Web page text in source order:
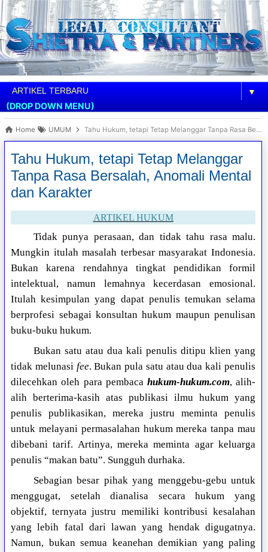
▼
(DROP DOWN MENU)
Home UMUM Tahu Hukum, tetapi Tetap Melanggar Tanpa Rasa Bersalah, Anomali Mental dan Karakter
Tahu Hukum, tetapi Tetap Melanggar
Tanpa Rasa Bersalah, Anomali Mental
dan Karakter
ARTIKEL HUKUM
Tidak punya perasaan, dan tidak tahu rasa malu.
Mungkin itulah masalah terbesar masyarakat Indonesia.
Bukan karena rendahnya tingkat pendidikan formil
intelektual, namun lemahnya kecerdasan emosional.
Itulah kesimpulan yang dapat penulis temukan selama
berprofesi sebagai konsultan hukum maupun penulisan
buku-buku hukum.
Bukan satu atau dua kali penulis ditipu klien yang
tidak melunasi fee. Bukan pula satu atau dua kali penulis
dilecehkan oleh para pembaca hukum-hukum.com, alih-
alih berterima-kasih atas publikasi ilmu hukum yang
penulis publikasikan, mereka justru meminta penulis
untuk melayani permasalahan hukum mereka tanpa mau
dibebani tarif. Artinya, mereka meminta agar keluarga
penulis “makan batu”. Sungguh durhaka.
Sebagian besar pihak yang menggebu-gebu untuk
menggugat, setelah dianalisa secara hukum yang
objektif, ternyata justru memiliki kontribusi kesalahan
yang lebih fatal dari lawan yang hendak digugatnya.
Namun, bukan semua keanehan demikian yang paling